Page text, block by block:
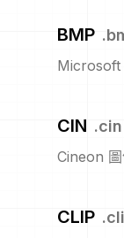
BMP .
Microsoft
CIN .cin
Cineon
CLIP .